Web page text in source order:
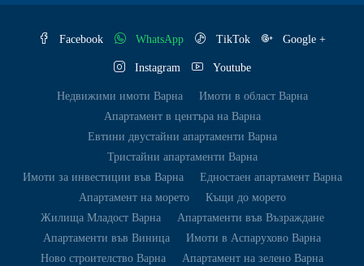
Facebook WhatsApp TikTok Google +
Instagram Youtube
Недвижими имоти Варна
Имоти в област Варна
Апартамент в центъра на Варна
Евтини двустайни апартаменти Варна
Тристайни апартаменти Варна
Имоти за инвестиции във Варна
Едностаен апартамент Варна
Апартамент на морето
Къщи до морето
Жилища Младост Варна
Апартаменти във Възраждане
Апартаменти във Виница
Имоти в Аспарухово Варна
Ново строителство Варна
Апартамент на зелено Варна